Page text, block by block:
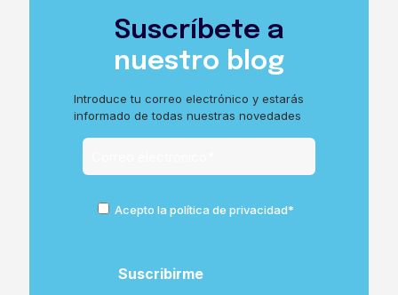
Suscríbete a
nuestro blog
Introduce tu correo electrónico y estarás
informado de todas nuestras novedades
Acepto la política de privacidad*